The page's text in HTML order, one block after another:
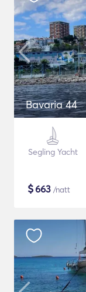
Bavaria 44
Segling Yacht
$663 /natt